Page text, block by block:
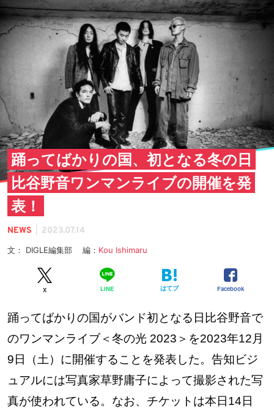
踊ってばかりの国、初となる冬の日
比谷野音ワンマンライブの開催を発
表！
NEWS 2023.07.14
文： DIGLE編集部 編： Kou Ishimaru
X LINE はてブ Facebook
踊ってばかりの国がバンド初となる日比谷野音で
のワンマンライブ＜冬の光 2023＞を2023年12月
9日（土）に開催することを発表した。告知ビジ
ュアルには写真家草野庸子によって撮影された写
真が使われている。なお、チケットは本日14日